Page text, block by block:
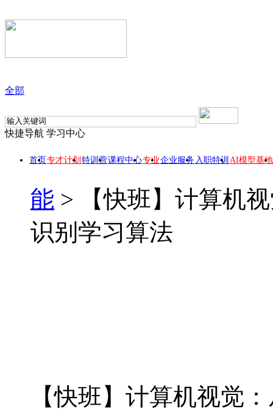
全部
快捷导航 学习中心
首页专才计划 特训营课程中心专业企业服务 入职特训 AI模型基地
能 >
【快班】计算机
识别学习算法
【快班】计算机视觉